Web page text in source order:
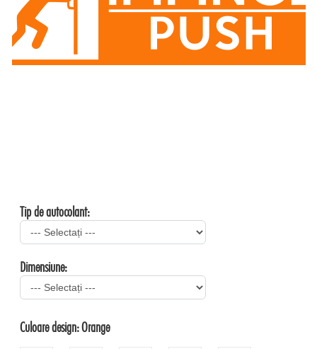
Tip de autocolant:
Dimensiune:
Culoare design:Orange